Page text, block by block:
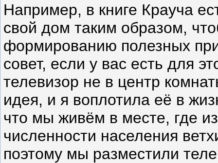
Например, в книге Крауча
свой дом таким образом,
формированию полезных
совет, если у вас есть для
телевизор не в центр
идея, и я воплотила её в
что мы живём в месте, где
численности населения
поэтому мы разместили